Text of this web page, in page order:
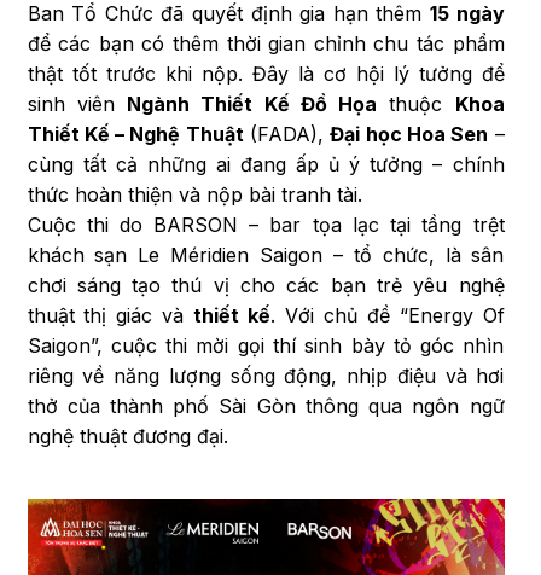
Ban Tổ Chức đã quyết định gia hạn thêm 15 ngày
để các bạn có thêm thời gian chỉnh chu tác phẩm
thật tốt trước khi nộp. Đây là cơ hội lý tưởng để
sinh viên Ngành Thiết Kế Đồ Họa thuộc Khoa
Thiết Kế – Nghệ Thuật(FADA),Đại học Hoa Sen –
cùng tất cả những ai đang ấp ủ ý tưởng – chính
thức hoàn thiện và nộp bài tranh tài.
Cuộc thi do BARSON – bar tọa lạc tại tầng trệt
khách sạn Le Méridien Saigon – tổ chức, là sân
chơi sáng tạo thú vị cho các bạn trẻ yêu nghệ
thuật thị giác vàthiết kế. Với chủ đề “Energy Of
Saigon”, cuộc thi mời gọi thí sinh bày tỏ góc nhìn
riêng về năng lượng sống động, nhịp điệu và hơi
thở của thành phố Sài Gòn thông qua ngôn ngữ
nghệ thuật đương đại.